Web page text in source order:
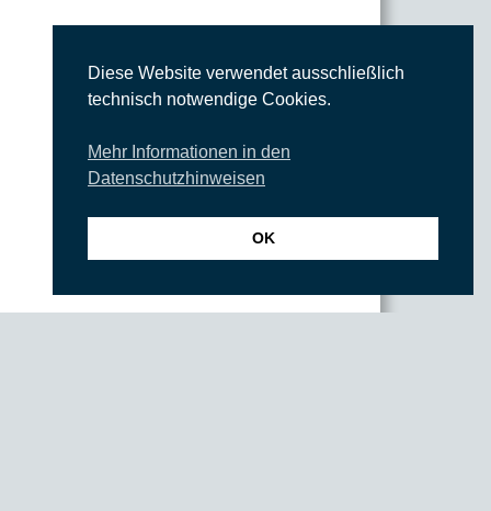
Diese Website verwendet ausschließlich
technisch notwendige Cookies.
Mehr Informationen in den
Datenschutzhinweisen
OK